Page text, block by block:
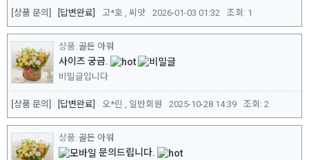
답변완료
[상품 문의] 고*호 , 씨앗 2026-01-03 01:32 조회: 1
답변완료
[상품 문의]
골든 아워
사이즈 궁금.
비밀글입니다
오*린 , 일반회원 2025-10-28 14:39 조회: 2
골든 아워
문의드립니다.